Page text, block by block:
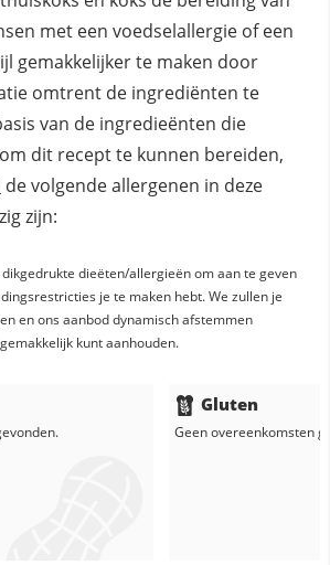
met een voedselallergie of een
gemakkelijker te maken door
omtrent de ingrediënten te
van de ingredieënten die
dit recept te kunnen bereiden,
de volgende allergenen in deze
zijn:
dieëten/allergieën om aan te geven
je te maken hebt. We zullen je
en ons aanbod dynamisch afstemmen
kunt aanhouden.
Gluten
Geen overeenkomsten